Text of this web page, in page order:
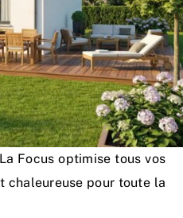
Focus optimise tous vos
chaleureuse pour toute la